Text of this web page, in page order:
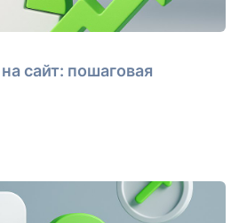
сайт: пошаговая